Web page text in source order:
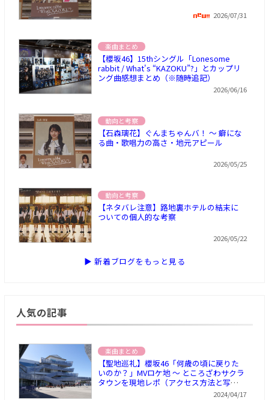
2026/07/31
楽曲まとめ
【櫻坂46】15thシングル「Lonesome
rabbit / What's “KAZOKU”?」とカップリ
ング曲感想まとめ（※随時追記）
2026/06/16
動向と考察
【石森璃花】ぐんまちゃんバ！ ～ 癖にな
る曲・歌唱力の高さ・地元アピール
2026/05/25
動向と考察
【ネタバレ注意】路地裏ホテルの結末に
ついての個人的な考察
2026/05/22
▶ 新着ブログをもっと見る
人気の記事
楽曲まとめ
【聖地巡礼】櫻坂46「何歳の頃に戻りた
いのか？」MVロケ地 ～ ところざわサクラ
タウンを現地レポ（アクセス方法と写
2024/04/17